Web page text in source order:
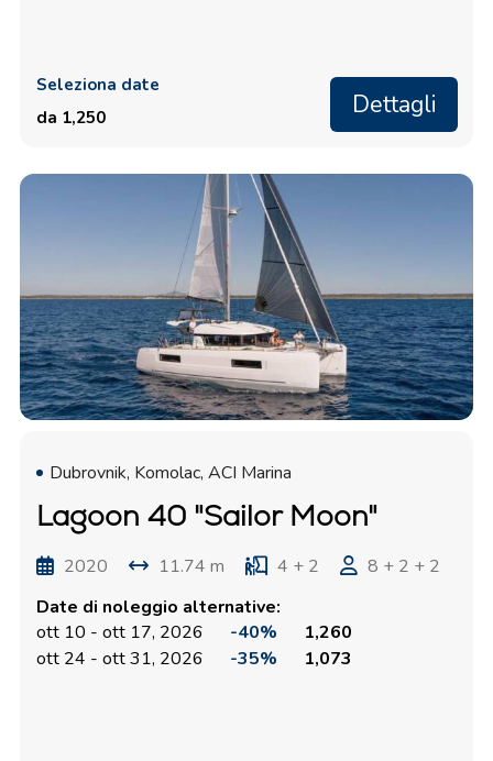
Seleziona date
da 1,250
Dettagli
Dubrovnik, Komolac, ACI Marina
Lagoon 40 "Sailor Moon"
2020 11.74 m 4 + 2
8 + 2 + 2
Date di noleggio alternative:
ott 10 - ott 17, 2026
-40%
1,260
ott 24 - ott 31, 2026
-35% 1,073